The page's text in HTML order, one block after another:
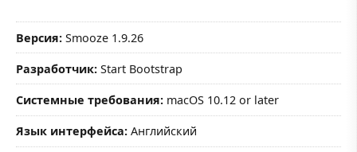
Версия: Smooze 1.9.26
Разработчик: Start Bootstrap
Системные требования: macOS 10.12 or later
Язык интерфейса: Английский